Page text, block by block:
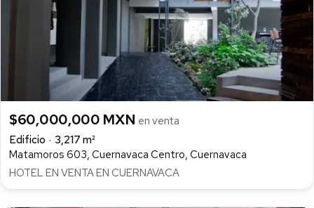
$60,000,000 MXN en venta
Edificio
3,217 m²
Matamoros 603, Cuernavaca Centro, Cuernavaca
HOTEL EN VENTA EN CUERNAVACA